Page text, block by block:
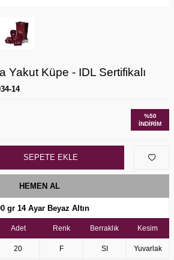
Yakut Küpe - IDL Sertifikalı
14
%50
İNDIRIM
SEPETE EKLE
HEMEN AL
gr 14 Ayar Beyaz Altın
Adet
20
Renk
F
Berraklık
SI
Kesim
Yuvarlak